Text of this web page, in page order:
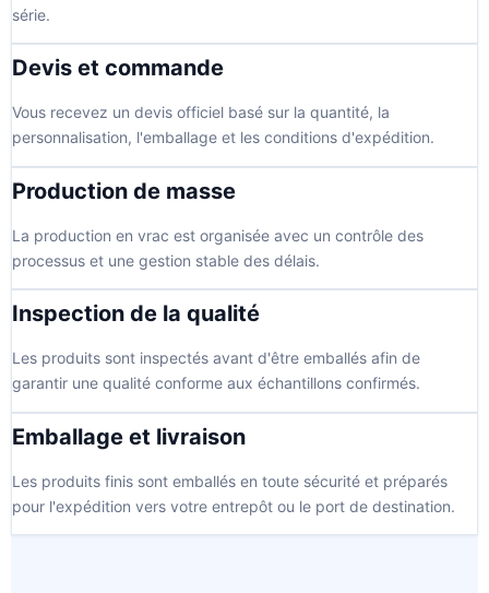
série.
Devis et commande
Vous recevez un devis officiel basé sur la quantité, la
personnalisation, l'emballage et les conditions d'expédition.
Production de masse
La production en vrac est organisée avec un contrôle des
processus et une gestion stable des délais.
Inspection de la qualité
Les produits sont inspectés avant d'être emballés afin de
garantir une qualité conforme aux échantillons confirmés.
Emballage et livraison
Les produits finis sont emballés en toute sécurité et préparés
pour l'expédition vers votre entrepôt ou le port de destination.